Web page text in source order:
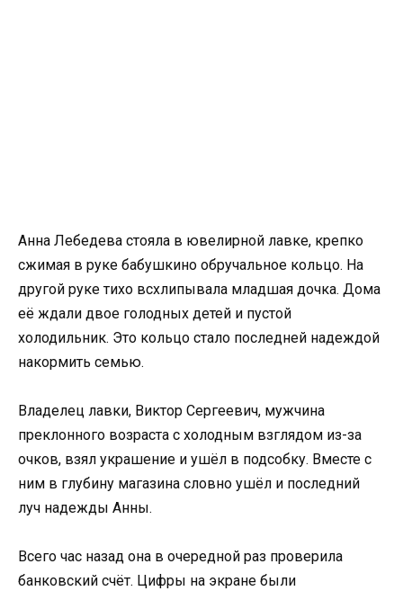
Анна Лебедева стояла в ювелирной лавке, крепко
сжимая в руке бабушкино обручальное кольцо. На
другой руке тихо всхлипывала младшая дочка. Дома
её ждали двое голодных детей и пустой
холодильник. Это кольцо стало последней надеждой
накормить семью.
Владелец лавки, Виктор Сергеевич, мужчина
преклонного возраста с холодным взглядом из-за
очков, взял украшение и ушёл в подсобку. Вместе с
ним в глубину магазина словно ушёл и последний
луч надежды Анны.
Всего час назад она в очередной раз проверила
банковский счёт. Цифры на экране были